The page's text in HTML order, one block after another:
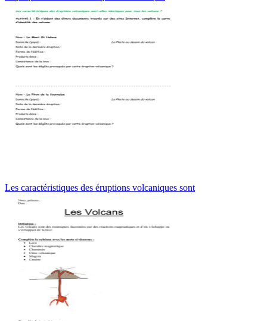
Les caractéristiques des éruptions volcaniques sont